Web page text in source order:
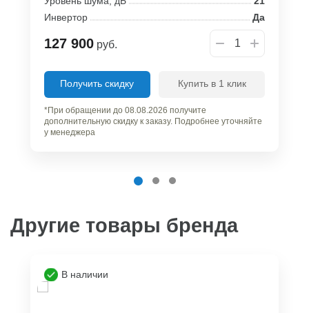
Инвертор
Да
127 900 руб.
Получить скидку Купить в 1 клик
*При обращении до 08.08.2026 получите
дополнительную скидку к заказу. Подробнее уточняйте
у менеджера
Другие товары бренда
В наличии